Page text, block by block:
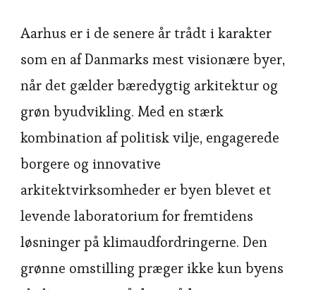
Aarhus er i de senere år trådt i karakter
som en af Danmarks mest visionære byer,
når det gælder bæredygtig arkitektur og
grøn byudvikling. Med en stærk
kombination af politisk vilje, engagerede
borgere og innovative
arkitektvirksomheder er byen blevet et
levende laboratorium for fremtidens
løsninger på klimaudfordringerne. Den
grønne omstilling præger ikke kun byens